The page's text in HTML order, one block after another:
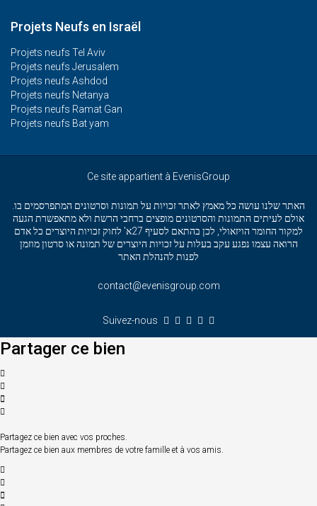
Projets Neufs en Israël
Projets neufs Tel Aviv
Projets neufs Jerusalem
Projets neufs Ashdod
Projets neufs Netanya
Projets neufs Ramat Gan
Projets neufs Bat yam
Ce site appartient à EvenisGroup
האתר שלנו עושה כל מאמץ לאתר זכויות על תמונות וסרטונים המתפרסמים בו.
אולם לעיתים התמונות והסרטונים מופצים ברחבי הרשת ולא מתאפשרת הגעה
למקור החומר הויזאולי, לכן בהתאם לסעיף 27א' לחוק זכויות היוצרים כל אדם
הרואה עצמו נפגע עקב בעלות על זכויות היוצרים של תמונה או סרטון מוזמן
לפנות להנהלת האתר
contact@evenisgroup.com
Suivez-nous
Partager ce bien
Partagez ce bien avec vos proches.
Partagez ce bien aux membres de votre famille et à vos amis.